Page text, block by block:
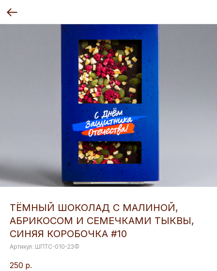
ТЁМНЫЙ ШОКОЛАД С МАЛИНОЙ,
АБРИКОСОМ И СЕМЕЧКАМИ ТЫКВЫ,
СИНЯЯ КОРОБОЧКА #10
Артикул: ШПТС-010-23Ф
250 р.